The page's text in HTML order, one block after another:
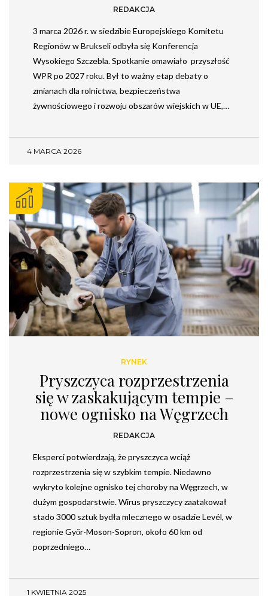
REDAKCJA
3 marca 2026 r. w siedzibie Europejskiego Komitetu
Regionów w Brukseli odbyła się Konferencja
Wysokiego Szczebla. Spotkanie omawiało przyszłość
WPR po 2027 roku. Był to ważny etap debaty o
zmianach dla rolnictwa, bezpieczeństwa
żywnościowego i rozwoju obszarów wiejskich w UE,…
4 MARCA 2026
RYNEK
Pryszczyca rozprzestrzenia
się w zaskakującym tempie –
nowe ognisko na Węgrzech
REDAKCJA
Eksperci potwierdzają, że pryszczyca wciąż
rozprzestrzenia się w szybkim tempie. Niedawno
wykryto kolejne ognisko tej choroby na Węgrzech, w
dużym gospodarstwie. Wirus pryszczycy zaatakował
stado 3000 sztuk bydła mlecznego w osadzie Levél, w
regionie Győr-Moson-Sopron, około 60 km od
poprzedniego…
1 KWIETNIA 2025